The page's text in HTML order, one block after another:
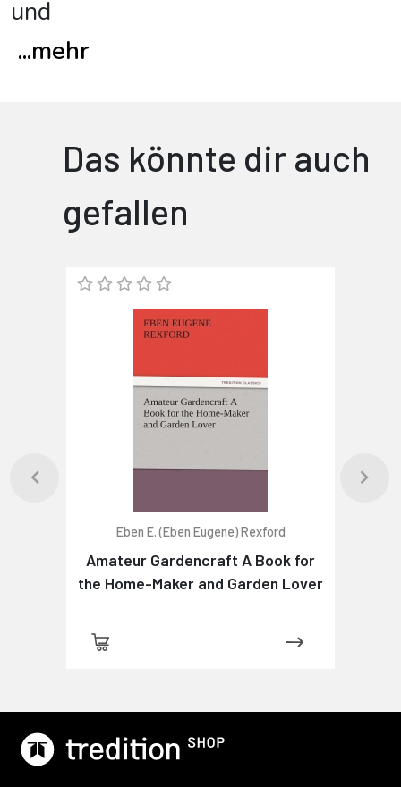
und
...mehr
Das könnte dir auch
gefallen
Eben E. (Eben Eugene) Rexford
Amateur Gardencraft A Book for
the Home-Maker and Garden Lover